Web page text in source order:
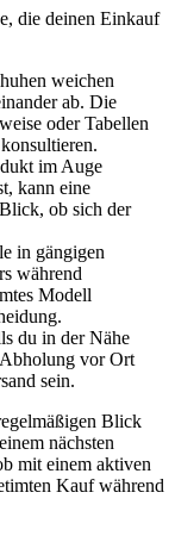
die deinen Einkauf
weichen
ab. Die
oder Tabellen
im Auge
kann eine
ob sich der
in gängigen
während
Modell
du in der Nähe
vor Ort
sein.
Blick
nächsten
mit einem aktiven
Kauf während